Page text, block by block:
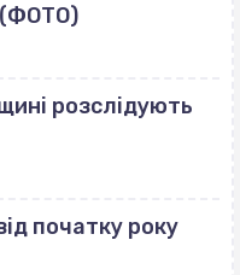
(ФОТО)
розслідують
початку року